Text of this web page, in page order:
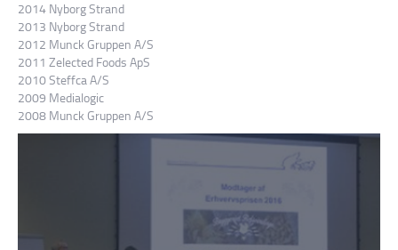
2014 Nyborg Strand
2013 Nyborg Strand
2012 Munck Gruppen A/S
2011 Zelected Foods ApS
2010 Steffca A/S
2009 Medialogic
2008 Munck Gruppen A/S